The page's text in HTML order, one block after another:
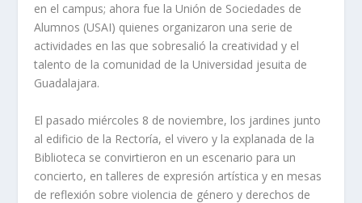
en el campus; ahora fue la Unión de Sociedades de
Alumnos (USAI) quienes organizaron una serie de
actividades en las que sobresalió la creatividad y el
talento de la comunidad de la Universidad jesuita de
Guadalajara.
El pasado miércoles 8 de noviembre, los jardines junto
al edificio de la Rectoría, el vivero y la explanada de la
Biblioteca se convirtieron en un escenario para un
concierto, en talleres de expresión artística y en mesas
de reflexión sobre violencia de género y derechos de